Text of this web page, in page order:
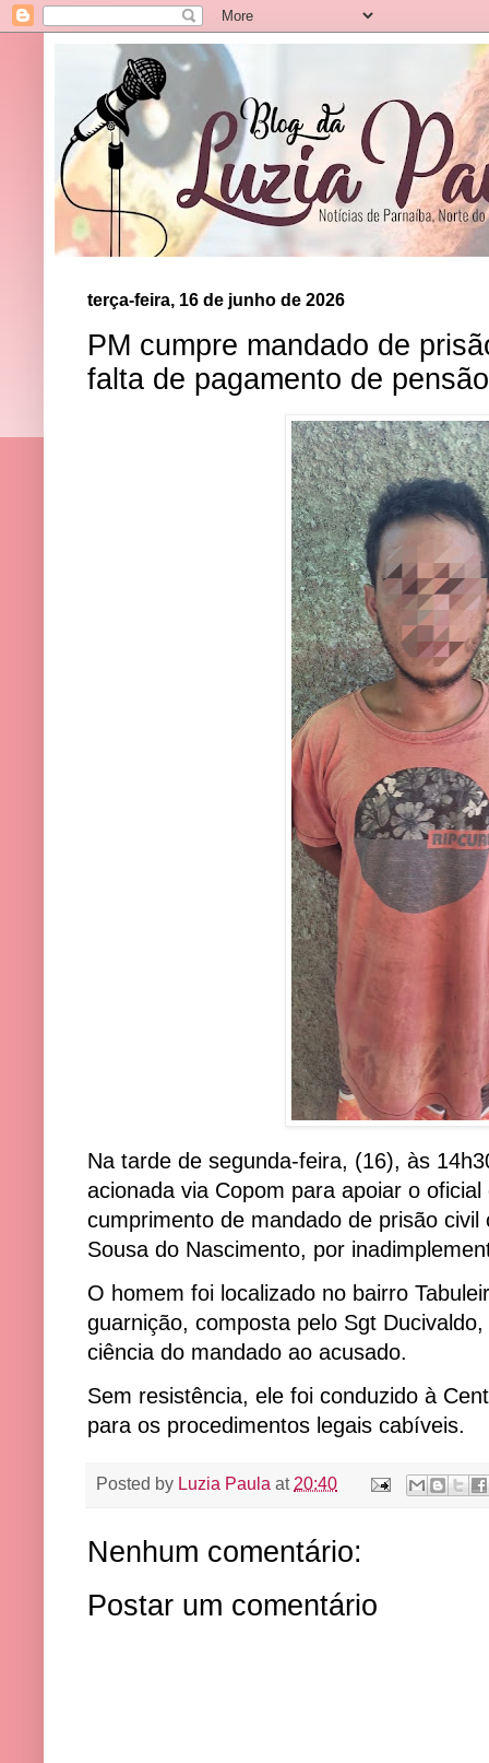
terça-feira, 16 de junho de 2026
PM cumpre mandado de
falta de pagamento de
Na tarde de segunda-feira, (16), às
acionada via Copom para apoiar o
cumprimento de mandado de prisão
Sousa do Nascimento, por
O homem foi localizado no bairro
guarnição, composta pelo Sgt
ciência do mandado ao acusado.
Sem resistência, ele foi conduzido à
para os procedimentos legais cabíveis.
Posted by Luzia Paula at 20:40
Nenhum comentário:
Postar um comentário